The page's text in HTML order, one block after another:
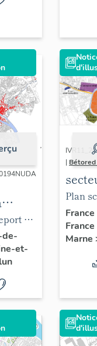
du
et-
|
de
Plan
des
de la
moitié
siècle.
France
France
Marne